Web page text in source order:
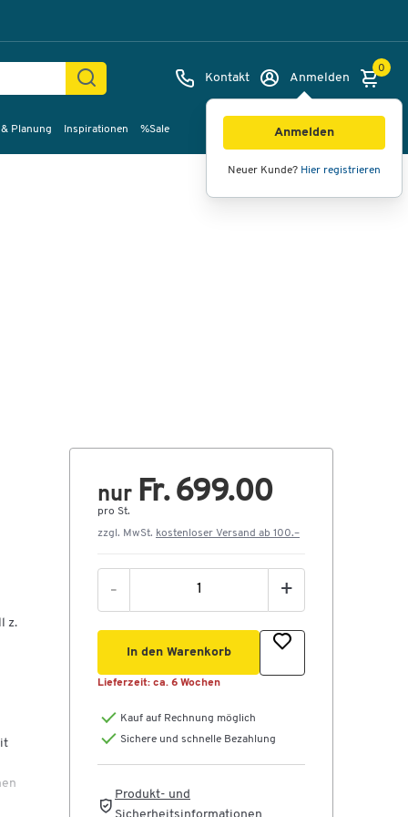
Kontakt Anmelden
Anmelden
Neuer Kunde? Hier registrieren
0
Planung Inspirationen %Sale
z.
nur Fr. 699.00
pro St.
zzgl. MwSt. kostenloser Versand ab 100.–
- +
In den Warenkorb
Lieferzeit: ca. 6 Wochen
Kauf auf Rechnung möglich
Sichere und schnelle Bezahlung
Produkt- und
Bilder Videos 360°-Ansicht